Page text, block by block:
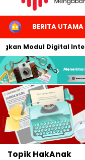
HOMEBERITA UTAMA
Modul Digital
TopikHakAnak